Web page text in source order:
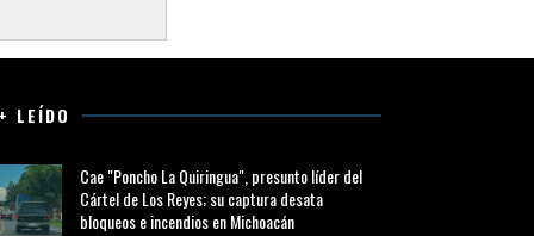
LEÍDO
Cae "Poncho La Quiringua", presunto líder del
Cártel de Los Reyes; su captura desata
bloqueos e incendios en Michoacán